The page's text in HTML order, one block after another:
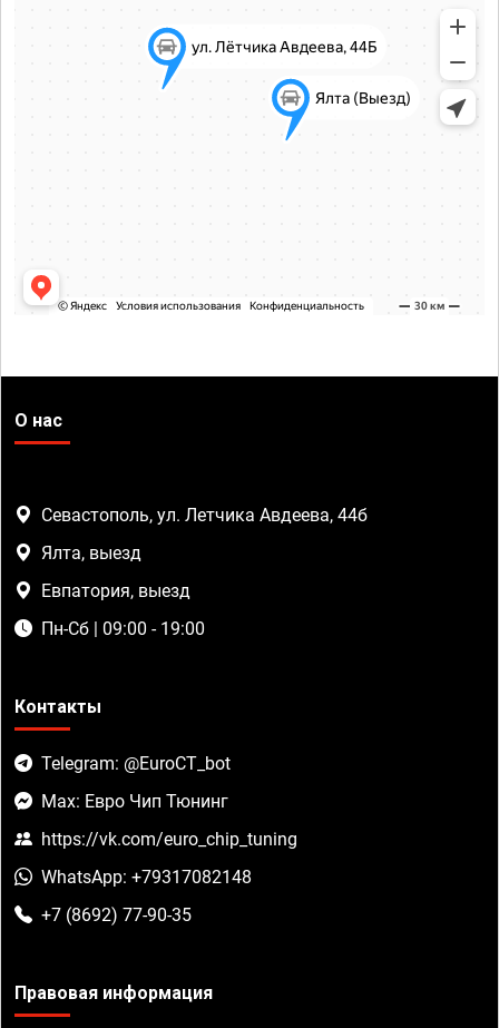
О нас
Севастополь, ул. Летчика Авдеева, 44б
Ялта, выезд
Евпатория, выезд
Пн-Сб | 09:00 - 19:00
Контакты
Telegram: @EuroCT_bot
Max: Евро Чип Тюнинг
https://vk.com/euro_chip_tuning
WhatsApp: +79317082148
+7 (8692) 77-90-35
Правовая информация